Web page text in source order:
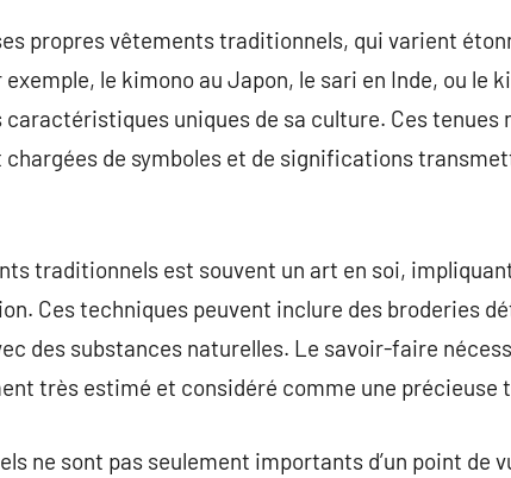
propres vêtements traditionnels, qui varient
le kimono au Japon, le sari en Inde, ou le
uniques de sa culture. Ces tenues
de symboles et de significations
traditionnels est souvent un art en soi,
Ces techniques peuvent inclure des broderies
des substances naturelles. Le savoir-faire
très estimé et considéré comme une précieuse
ne sont pas seulement importants d’un point de